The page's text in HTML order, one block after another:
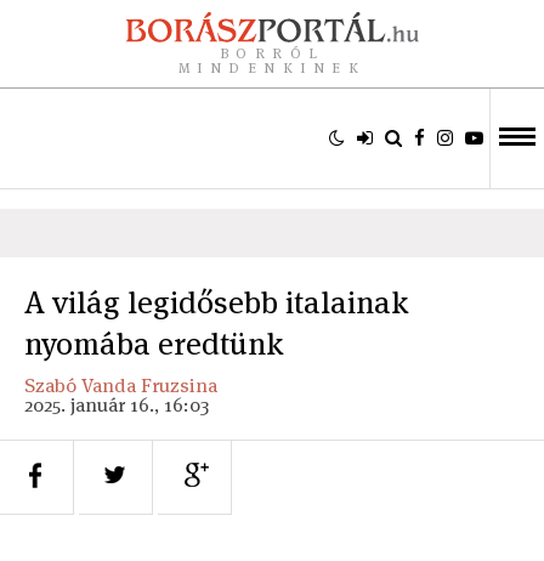
BORRÓL
MINDENKINEK
A világ legidősebb italainak
nyomába eredtünk
Szabó Vanda Fruzsina
2025. január 16., 16:03